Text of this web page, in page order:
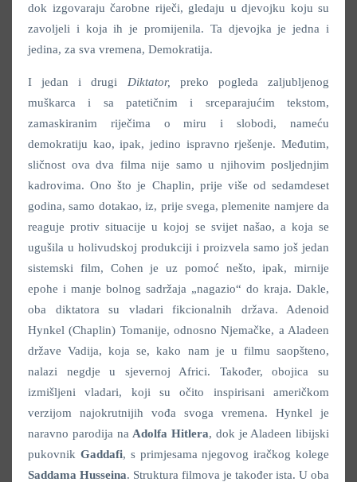
dok izgovaraju čarobne riječi, gledaju u djevojku koju su
zavoljeli i koja ih je promijenila. Ta djevojka je jedna i
jedina, za sva vremena, Demokratija.
I jedan i drugi Diktator, preko pogleda zaljubljenog
muškarca i sa patetičnim i srceparajućim tekstom,
zamaskiranim riječima o miru i slobodi, nameću
demokratiju kao, ipak, jedino ispravno rješenje. Međutim,
sličnost ova dva filma nije samo u njihovim posljednjim
kadrovima. Ono što je Chaplin, prije više od sedamdeset
godina, samo dotakao, iz, prije svega, plemenite namjere da
reaguje protiv situacije u kojoj se svijet našao, a koja se
ugušila u holivudskoj produkciji i proizvela samo još jedan
sistemski film, Cohen je uz pomoć nešto, ipak, mirnije
epohe i manje bolnog sadržaja „nagazio“ do kraja. Dakle,
oba diktatora su vladari fikcionalnih država. Adenoid
Hynkel (Chaplin) Tomanije, odnosno Njemačke, a Aladeen
države Vadija, koja se, kako nam je u filmu saopšteno,
nalazi negdje u sjevernoj Africi. Također, obojica su
izmišljeni vladari, koji su očito inspirisani američkom
verzijom najokrutnijih vođa svoga vremena. Hynkel je
naravno parodija na Adolfa Hitlera, dok je Aladeen libijski
pukovnik Gaddafi, s primjesama njegovog iračkog kolege
Saddama Husseina. Struktura filmova je također ista. U oba